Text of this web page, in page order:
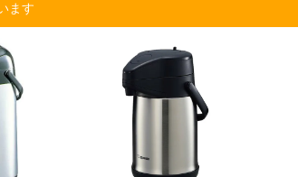
ます